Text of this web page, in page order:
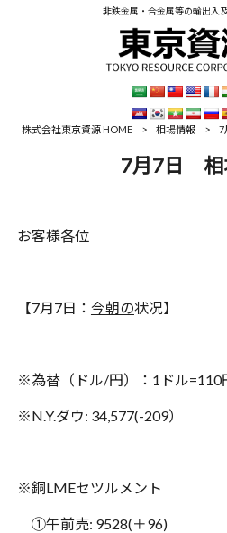
非鉄金属・合金属等の輸出入
株式会社東京資源 HOME > 相場情報 > 7
7月7日 相
お客様各位
【7月7日： 今朝の状况】
※為替（ドル/円）： 1 ドル=110
※N.Y.ダウ: 34,577(-209）
※銅LMEセツルメント
①午前売: 9528(＋96)